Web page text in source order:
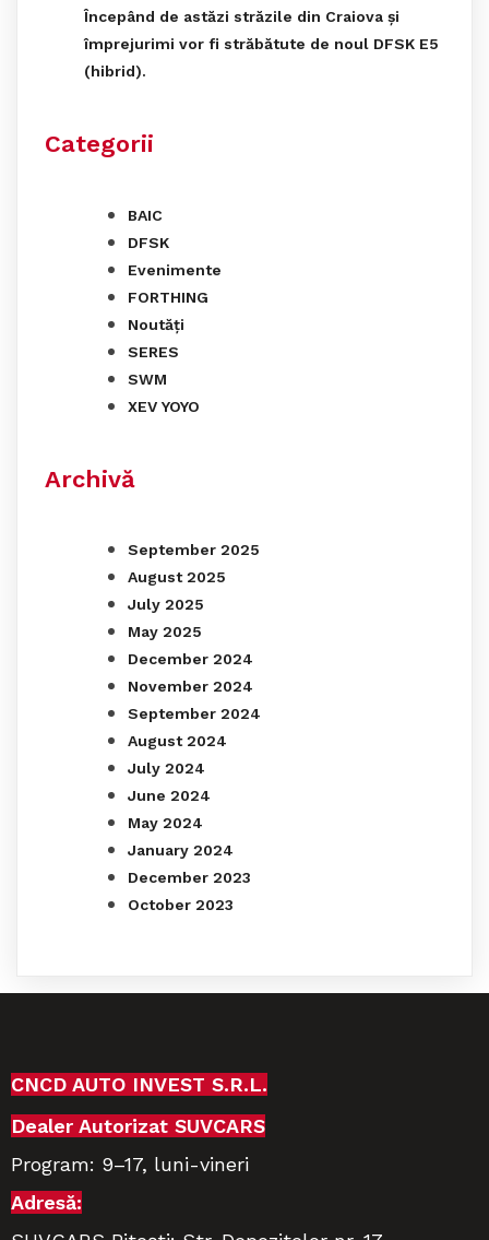
Începând de astăzi străzile din Craiova și
împrejurimi vor fi străbătute de noul DFSK E5
(hibrid).
Categorii
BAIC
DFSK
Evenimente
FORTHING
Noutăți
SERES
SWM
XEV YOYO
Archivă
September 2025
August 2025
July 2025
May 2025
December 2024
November 2024
September 2024
August 2024
July 2024
June 2024
May 2024
January 2024
December 2023
October 2023
CNCD AUTO INVEST S.R.L.
Dealer Autorizat SUVCARS
Program: 9–17, luni-vineri
Adresă: